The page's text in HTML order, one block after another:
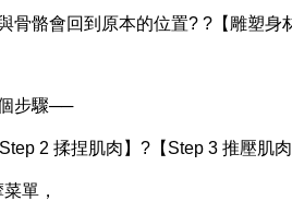
骼會回到原本的位置? ?【雕塑身
步驟──
2 揉捏肌肉】?【Step 3 推壓肌
單，